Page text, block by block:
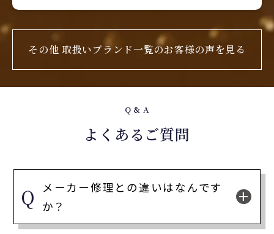
その他 取扱いブランド一覧のお客様の声を見る
Q & A
よくあるご質問
メーカー修理との違いはなんです
か？